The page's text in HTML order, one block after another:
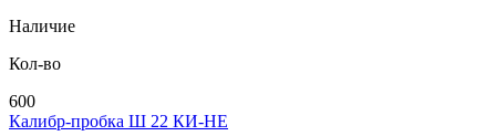
Наличие
Кол-во
600
Калибр-пробка Ш 22 КИ-НЕ